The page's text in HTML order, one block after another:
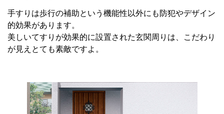
手すりは歩行の補助という機能性以外にも防犯やデザイン
的効果があります。
美しいてすりが効果的に設置された玄関周りは、こだわり
が見えとても素敵ですよ。